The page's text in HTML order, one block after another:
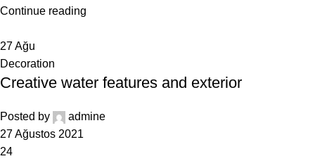
Continue reading
27Ağu
Decoration
Creative water features and exterior
Posted by
admine
27 Ağustos 2021
24